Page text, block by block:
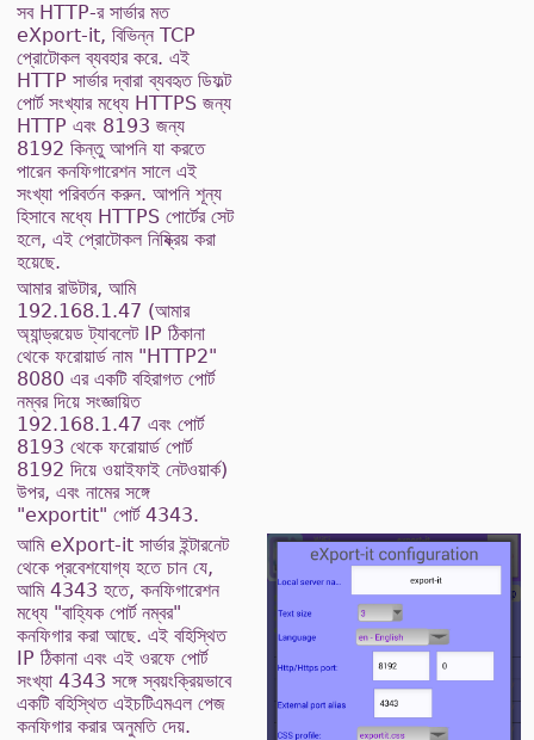
সব HTTP-র সার্ভার মত
eXport-it, বিভিন্ন TCP
প্রোটোকল ব্যবহার করে. এই
HTTP সার্ভার দ্বারা ব্যবহৃত ডিফল্ট
পোর্ট সংখ্যার মধ্যে HTTPS জন্য
HTTP এবং 8193 জন্য
8192 কিন্তু আপনি যা করতে
পারেন কনফিগারেশন সালে এই
সংখ্যা পরিবর্তন করুন. আপনি শূন্য
হিসাবে মধ্যে HTTPS পোর্টের সেট
হলে, এই প্রোটোকল নিষ্ক্রিয় করা
হয়েছে.
আমার রাউটার, আমি
192.168.1.47 (আমার
অ্যান্ড্রয়েড ট্যাবলেট IP ঠিকানা
থেকে ফরোয়ার্ড নাম "HTTP2"
8080 এর একটি বহিরাগত পোর্ট
নম্বর দিয়ে সংজ্ঞায়িত
192.168.1.47 এবং পোর্ট
8193 থেকে ফরোয়ার্ড পোর্ট
8192 দিয়ে ওয়াইফাই নেটওয়ার্ক)
উপর, এবং নামের সঙ্গে
"exportit" পোর্ট 4343.
আমি eXport-it সার্ভার ইন্টারনেট
থেকে প্রবেশযোগ্য হতে চান যে,
আমি 4343 হতে, কনফিগারেশন
মধ্যে "বাহ্যিক পোর্ট নম্বর"
কনফিগার করা আছে. এই বহিস্থিত
IP ঠিকানা এবং এই ওরফে পোর্ট
সংখ্যা 4343 সঙ্গে স্বয়ংক্রিয়ভাবে
একটি বহিস্থিত এইচটিএমএল পেজ
কনফিগার করার অনুমতি দেয়.